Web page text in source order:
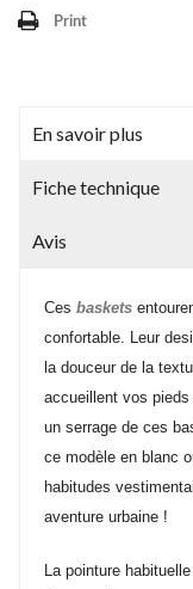
Print
En savoir plus
Fiche technique
Avis
Ces baskets
confortable. Leur
la douceur de la
accueillent vos
un serrage de ces
ce modèle en blanc
habitudes
aventure urbaine !
La pointure